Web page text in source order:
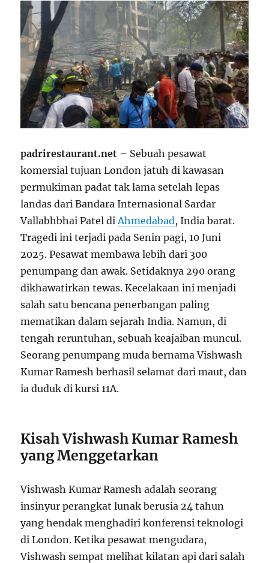
padrirestaurant.net – Sebuah pesawat
komersial tujuan London jatuh di kawasan
permukiman padat tak lama setelah lepas
landas dari Bandara Internasional Sardar
Vallabhbhai Patel di Ahmedabad, India barat.
Tragedi ini terjadi pada Senin pagi, 10 Juni
2025. Pesawat membawa lebih dari 300
penumpang dan awak. Setidaknya 290 orang
dikhawatirkan tewas. Kecelakaan ini menjadi
salah satu bencana penerbangan paling
mematikan dalam sejarah India. Namun, di
tengah reruntuhan, sebuah keajaiban muncul.
Seorang penumpang muda bernama Vishwash
Kumar Ramesh berhasil selamat dari maut, dan
ia duduk di kursi 11A.
Kisah Vishwash Kumar Ramesh
yang Menggetarkan
Vishwash Kumar Ramesh adalah seorang
insinyur perangkat lunak berusia 24 tahun
yang hendak menghadiri konferensi teknologi
di London. Ketika pesawat mengudara,
Vishwash sempat melihat kilatan api dari salah